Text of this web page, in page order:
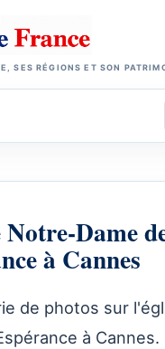
SES RÉGIONS ET SON
Dame
à Cannes
de photos sur
à Cannes.